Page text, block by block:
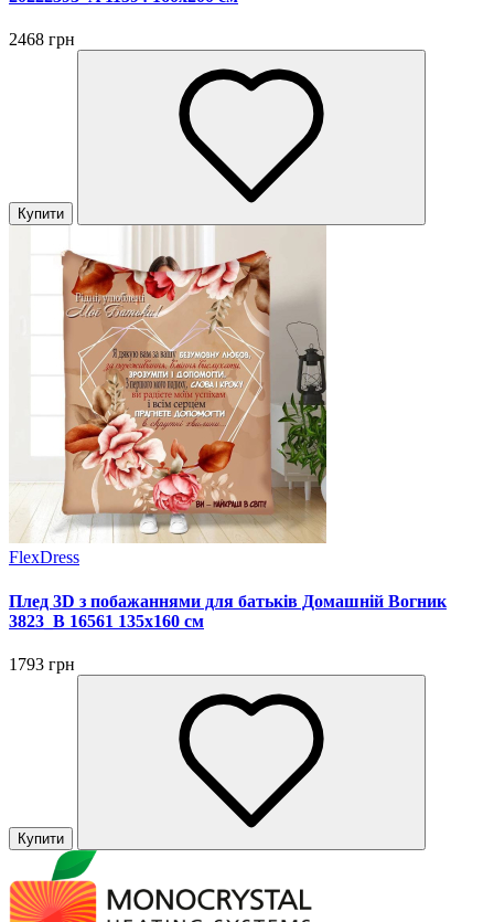
2468 грн
Купити
FlexDress
Плед 3D з побажаннями для батьків Домашній Вогник
3823_B 16561 135х160 см
1793 грн
Купити